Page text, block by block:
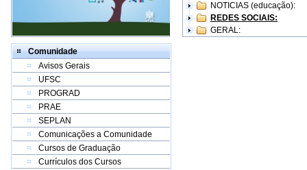
Comunidade
Avisos Gerais
UFSC
PROGRAD
PRAE
SEPLAN
Comunicações a Comunidade
Cursos de Graduação
Currículos dos Cursos
NOTICIAS (educação):
REDES SOCIAIS:
GERAL: